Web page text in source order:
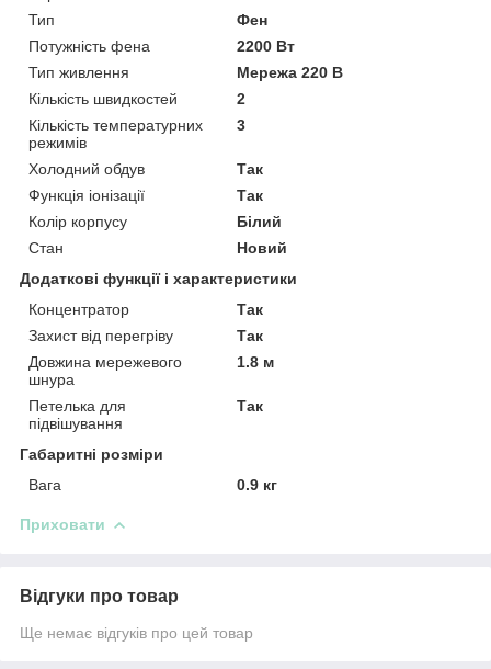
Тип
Фен
Потужність фена
2200 Вт
Тип живлення
Мережа 220 В
Кількість швидкостей
2
Кількість температурних
режимів
3
Холодний обдув
Так
Функція іонізації
Так
Колір корпусу
Білий
Стан
Новий
Додаткові функції і характеристики
Концентратор
Так
Захист від перегріву
Так
Довжина мережевого
шнура
1.8 м
Петелька для
підвішування
Так
Габаритні розміри
Вага
0.9 кг
Приховати
Відгуки про товар
Ще немає відгуків про цей товар